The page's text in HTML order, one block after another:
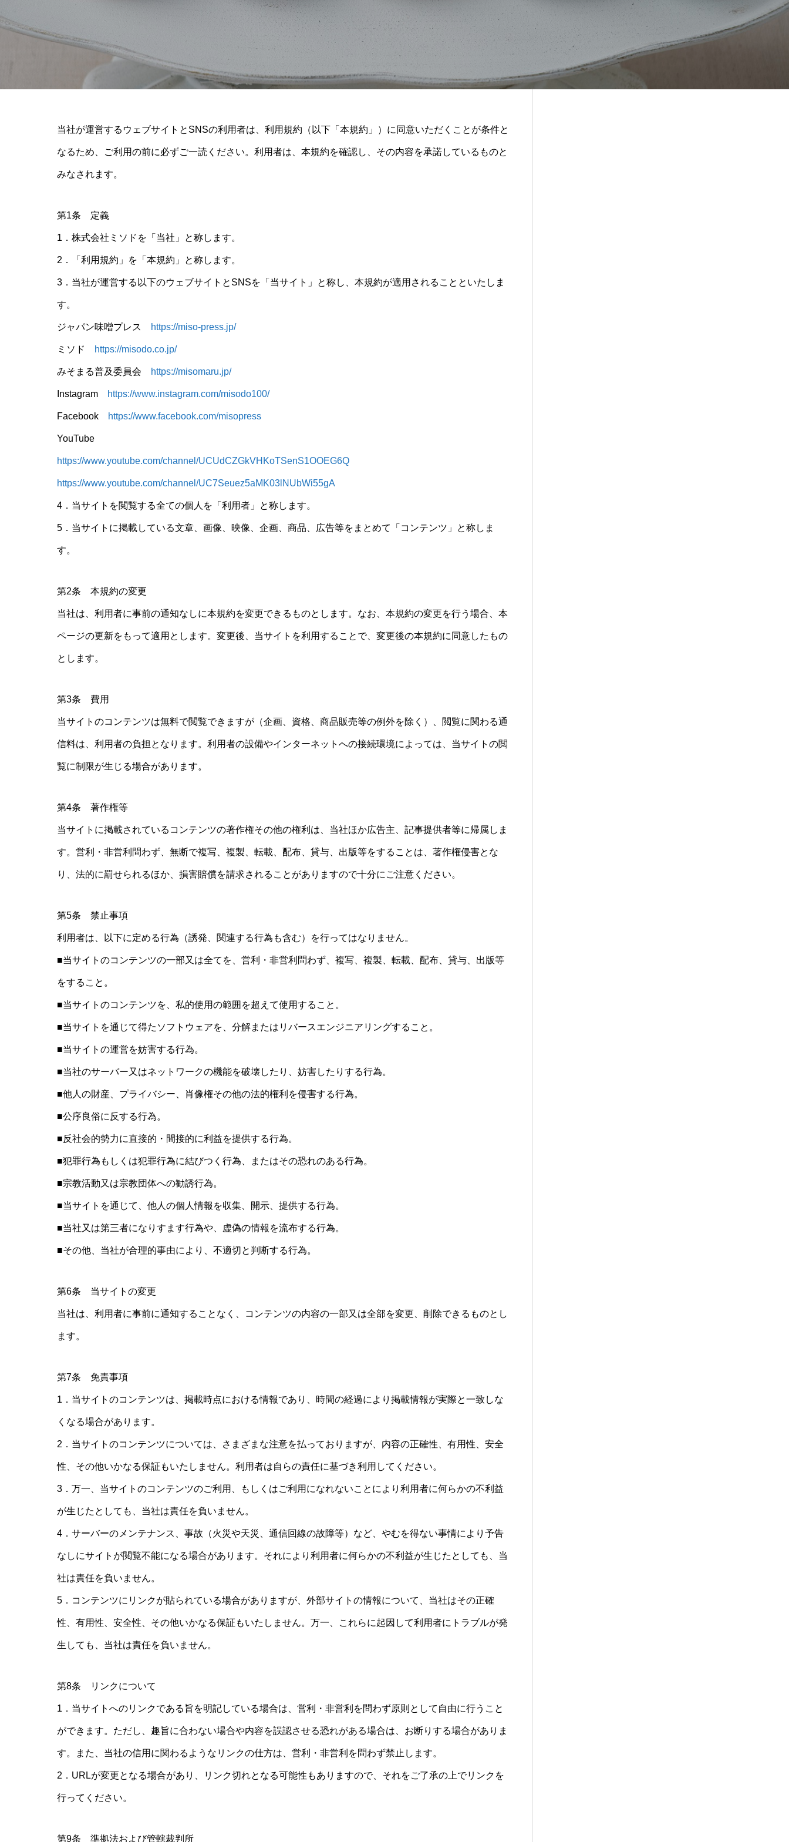
当社が運営するウェブサイトとSNSの利用者は、利用規約（以下「本規約」）に同意いただくことが条件と
なるため、ご利用の前に必ずご一読ください。利用者は、本規約を確認し、その内容を承諾しているものと
みなされます。
第1条 定義
1．株式会社ミソドを「当社」と称します。
2．「利用規約」を「本規約」と称します。
3．当社が運営する以下のウェブサイトとSNSを「当サイト」と称し、本規約が適用されることといたしま
す。
ジャパン味噌プレス https://miso-press.jp/
ミソド https://misodo.co.jp/
みそまる普及委員会 https://misomaru.jp/
Instagram https://www.instagram.com/misodo100/
Facebook https://www.facebook.com/misopress
YouTube
https://www.youtube.com/channel/UCUdCZGkVHKoTSenS1OOEG6Q
https://www.youtube.com/channel/UC7Seuez5aMK03lNUbWi55gA
4．当サイトを閲覧する全ての個人を「利用者」と称します。
5．当サイトに掲載している文章、画像、映像、企画、商品、広告等をまとめて「コンテンツ」と称しま
す。
第2条 本規約の変更
当社は、利用者に事前の通知なしに本規約を変更できるものとします。なお、本規約の変更を行う場合、本
ページの更新をもって適用とします。変更後、当サイトを利用することで、変更後の本規約に同意したもの
とします。
第3条 費用
当サイトのコンテンツは無料で閲覧できますが（企画、資格、商品販売等の例外を除く）、閲覧に関わる通
信料は、利用者の負担となります。利用者の設備やインターネットへの接続環境によっては、当サイトの閲
覧に制限が生じる場合があります。
第4条 著作権等
当サイトに掲載されているコンテンツの著作権その他の権利は、当社ほか広告主、記事提供者等に帰属しま
す。営利・非営利問わず、無断で複写、複製、転載、配布、貸与、出版等をすることは、著作権侵害とな
り、法的に罰せられるほか、損害賠償を請求されることがありますので十分にご注意ください。
第5条 禁止事項
利用者は、以下に定める行為（誘発、関連する行為も含む）を行ってはなりません。
■当サイトのコンテンツの一部又は全てを、営利・非営利問わず、複写、複製、転載、配布、貸与、出版等
をすること。
■当サイトのコンテンツを、私的使用の範囲を超えて使用すること。
■当サイトを通じて得たソフトウェアを、分解またはリバースエンジニアリングすること。
■当サイトの運営を妨害する行為。
■当社のサーバー又はネットワークの機能を破壊したり、妨害したりする行為。
■他人の財産、プライバシー、肖像権その他の法的権利を侵害する行為。
■公序良俗に反する行為。
■反社会的勢力に直接的・間接的に利益を提供する行為。
■犯罪行為もしくは犯罪行為に結びつく行為、またはその恐れのある行為。
■宗教活動又は宗教団体への勧誘行為。
■当サイトを通じて、他人の個人情報を収集、開示、提供する行為。
■当社又は第三者になりすます行為や、虚偽の情報を流布する行為。
■その他、当社が合理的事由により、不適切と判断する行為。
第6条 当サイトの変更
当社は、利用者に事前に通知することなく、コンテンツの内容の一部又は全部を変更、削除できるものとし
ます。
第7条 免責事項
1．当サイトのコンテンツは、掲載時点における情報であり、時間の経過により掲載情報が実際と一致しな
くなる場合があります。
2．当サイトのコンテンツについては、さまざまな注意を払っておりますが、内容の正確性、有用性、安全
性、その他いかなる保証もいたしません。利用者は自らの責任に基づき利用してください。
3．万一、当サイトのコンテンツのご利用、もしくはご利用になれないことにより利用者に何らかの不利益
が生じたとしても、当社は責任を負いません。
4．サーバーのメンテナンス、事故（火災や天災、通信回線の故障等）など、やむを得ない事情により予告
なしにサイトが閲覧不能になる場合があります。それにより利用者に何らかの不利益が生じたとしても、当
社は責任を負いません。
5．コンテンツにリンクが貼られている場合がありますが、外部サイトの情報について、当社はその正確
性、有用性、安全性、その他いかなる保証もいたしません。万一、これらに起因して利用者にトラブルが発
生しても、当社は責任を負いません。
第8条 リンクについて
1．当サイトへのリンクである旨を明記している場合は、営利・非営利を問わず原則として自由に行うこと
ができます。ただし、趣旨に合わない場合や内容を誤認させる恐れがある場合は、お断りする場合がありま
す。また、当社の信用に関わるようなリンクの仕方は、営利・非営利を問わず禁止します。
2．URLが変更となる場合があり、リンク切れとなる可能性もありますので、それをご了承の上でリンクを
行ってください。
第9条 準拠法および管轄裁判所